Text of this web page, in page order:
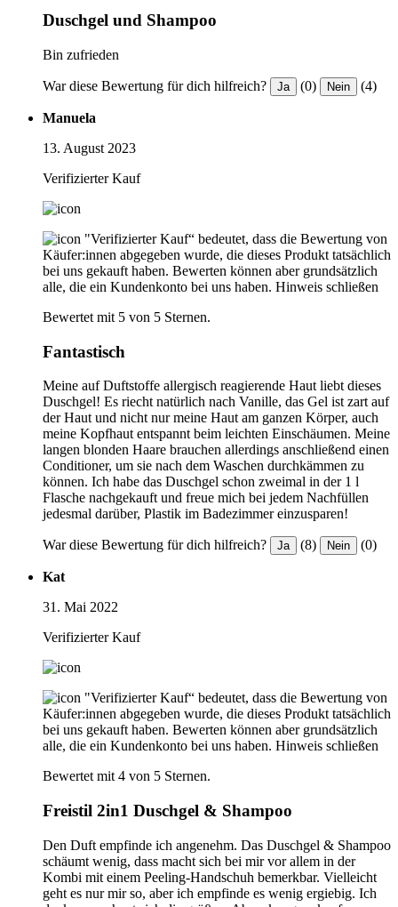
Duschgel und Shampoo
Bin zufrieden
War diese Bewertung für dich hilfreich? Ja (0) Nein (4)
Manuela
13. August 2023
Verifizierter Kauf
"Verifizierter Kauf“ bedeutet, dass die Bewertung von
Käufer:innen abgegeben wurde, die dieses Produkt tatsächlich
bei uns gekauft haben. Bewerten können aber grundsätzlich
alle, die ein Kundenkonto bei uns haben. Hinweis schließen
Bewertet mit 5 von 5 Sternen.
Fantastisch
Meine auf Duftstoffe allergisch reagierende Haut liebt dieses
Duschgel! Es riecht natürlich nach Vanille, das Gel ist zart auf
der Haut und nicht nur meine Haut am ganzen Körper, auch
meine Kopfhaut entspannt beim leichten Einschäumen. Meine
langen blonden Haare brauchen allerdings anschließend einen
Conditioner, um sie nach dem Waschen durchkämmen zu
können. Ich habe das Duschgel schon zweimal in der 1 l
Flasche nachgekauft und freue mich bei jedem Nachfüllen
jedesmal darüber, Plastik im Badezimmer einzusparen!
War diese Bewertung für dich hilfreich? Ja (8) Nein (0)
Kat
31. Mai 2022
Verifizierter Kauf
"Verifizierter Kauf“ bedeutet, dass die Bewertung von
Käufer:innen abgegeben wurde, die dieses Produkt tatsächlich
bei uns gekauft haben. Bewerten können aber grundsätzlich
alle, die ein Kundenkonto bei uns haben. Hinweis schließen
Bewertet mit 4 von 5 Sternen.
Freistil 2in1 Duschgel & Shampoo
Den Duft empfinde ich angenehm. Das Duschgel & Shampoo
schäumt wenig, dass macht sich bei mir vor allem in der
Kombi mit einem Peeling-Handschuh bemerkbar. Vielleicht
geht es nur mir so, aber ich empfinde es wenig ergiebig. Ich